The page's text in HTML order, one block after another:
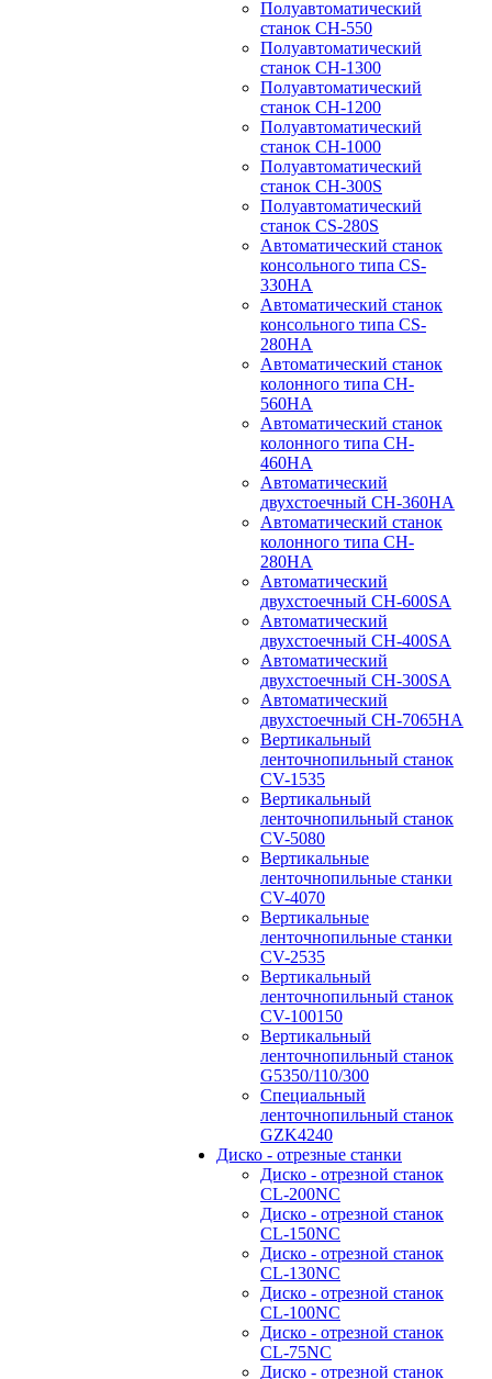
Полуавтоматический
станок CH-550
Полуавтоматический
станок CH-1300
Полуавтоматический
станок CH-1200
Полуавтоматический
станок CH-1000
Полуавтоматический
станок CH-300S
Полуавтоматический
станок CS-280S
Автоматический станок
консольного типа CS-
330HA
Автоматический станок
консольного типа CS-
280HA
Автоматический станок
колонного типа CH-
560HA
Автоматический станок
колонного типа CH-
460HA
Автоматический
двухстоечный CH-360HA
Автоматический станок
колонного типа CH-
280HA
Автоматический
двухстоечный CH-600SA
Автоматический
двухстоечный CH-400SA
Автоматический
двухстоечный CH-300SA
Автоматический
двухстоечный CH-7065HA
Вертикальный
ленточнопильный станок
CV-1535
Вертикальный
ленточнопильный станок
CV-5080
Вертикальные
ленточнопильные станки
CV-4070
Вертикальные
ленточнопильные станки
CV-2535
Вертикальный
ленточнопильный станок
CV-100150
Вертикальный
ленточнопильный станок
G5350/110/300
Специальный
ленточнопильный станок
GZK4240
Диско - отрезные станки
Диско - отрезной станок
CL-200NC
Диско - отрезной станок
CL-150NC
Диско - отрезной станок
CL-130NC
Диско - отрезной станок
CL-100NC
Диско - отрезной станок
CL-75NC
Диско - отрезной станок